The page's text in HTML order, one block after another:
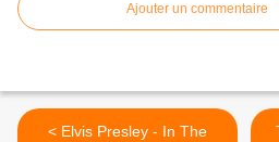
Ajouter un commentaire
< Elvis Presley - In The